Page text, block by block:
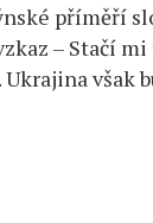
příměří
– Stačí
však